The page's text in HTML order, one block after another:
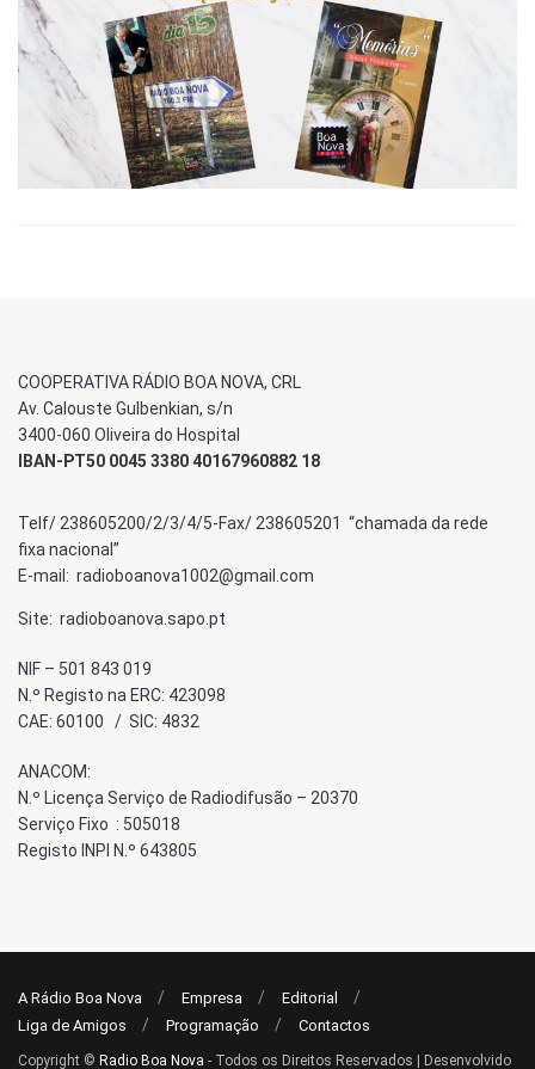
COOPERATIVA RÁDIO BOA NOVA, CRL
Av. Calouste Gulbenkian, s/n
3400-060 Oliveira do Hospital
IBAN-PT50 0045 3380 40167960882 18
Telf/ 238605200/2/3/4/5-Fax/ 238605201 “chamada da rede
fixa nacional”
E-mail: radioboanova1002@gmail.com
Site: radioboanova.sapo.pt
NIF – 501 843 019
N.º Registo na ERC: 423098
CAE: 60100 / SIC: 4832
ANACOM:
N.º Licença Serviço de Radiodifusão – 20370
Serviço Fixo : 505018
Registo INPI N.º 643805
A Rádio Boa Nova Empresa
Editorial
Liga de Amigos
Programação Contactos
Copyright © Radio Boa Nova - Todos os Direitos Reservados | Desenvolvido